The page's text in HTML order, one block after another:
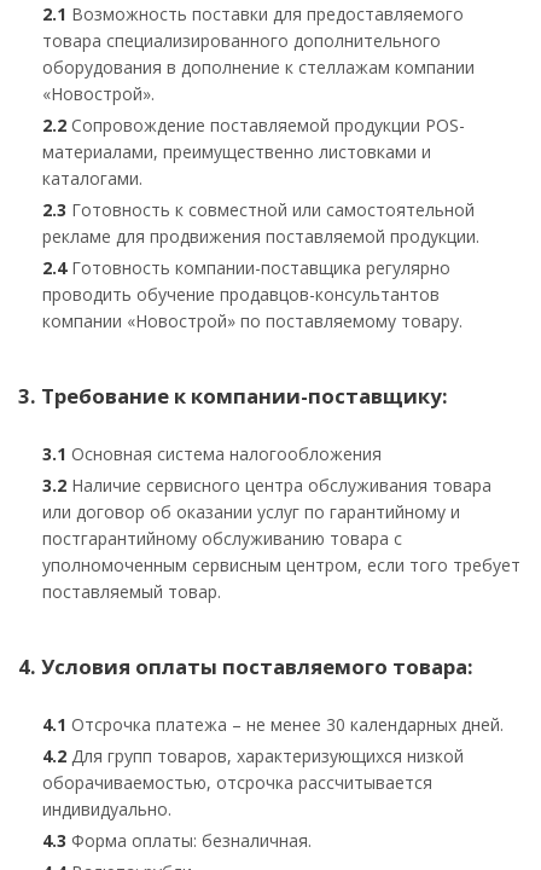
2.1 Возможность поставки для предоставляемого
товара специализированного дополнительного
оборудования в дополнение к стеллажам компании
«Новострой».
2.2 Сопровождение поставляемой продукции POS-
материалами, преимущественно листовками и
каталогами.
2.3 Готовность к совместной или самостоятельной
рекламе для продвижения поставляемой продукции.
2.4Готовность компании-поставщика регулярно
проводить обучение продавцов-консультантов
компании «Новострой» по поставляемому товару.
3. Требование к компании-поставщику:
3.1 Основная система налогообложения
3.2 Наличие сервисного центра обслуживания товара
или договор об оказании услуг по гарантийному и
постгарантийному обслуживанию товара с
уполномоченным сервисным центром, если того требует
поставляемый товар.
4. Условия оплаты поставляемого товара:
4.1 Отсрочка платежа – не менее 30 календарных дней.
4.2 Для групп товаров, характеризующихся низкой
оборачиваемостью, отсрочка рассчитывается
индивидуально.
4.3 Форма оплаты: безналичная.